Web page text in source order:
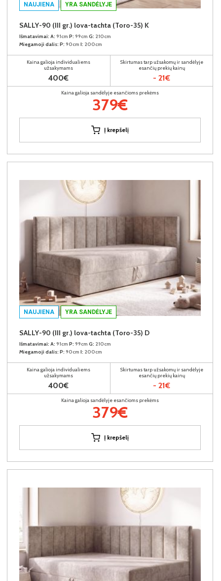
NAUJIENA YRA SANDĖLYJE
SALLY-90 (III gr.) lova-tachta (Toro-35) K
Išmatavimai: A: 91cm P: 99cm G: 210cm
Miegamoji dalis: P: 90cm I: 200cm
Kaina galioja individualiems
užsakymams
400€
Skirtumas tarp užsakomų ir sandėlyje
esančių prekių kainų
- 21€
Kaina galioja sandėlyje esančioms prekėms
379€
Į krepšelį
NAUJIENA YRA SANDĖLYJE
SALLY-90 (III gr.) lova-tachta (Toro-35) D
Išmatavimai: A: 91cm P: 99cm G: 210cm
Miegamoji dalis: P: 90cm I: 200cm
Kaina galioja individualiems
užsakymams
400€
Skirtumas tarp užsakomų ir sandėlyje
esančių prekių kainų
- 21€
Kaina galioja sandėlyje esančioms prekėms
379€
Į krepšelį